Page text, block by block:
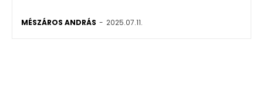
MÉSZÁROS ANDRÁS - 2025.07.11.